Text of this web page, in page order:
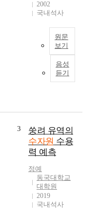
2002
국내석사
원문
보기
음성
듣기
3
쑹려 유역의
수자원 수용
력 예측
정예
동국대학교
대학원
2019
국내석사